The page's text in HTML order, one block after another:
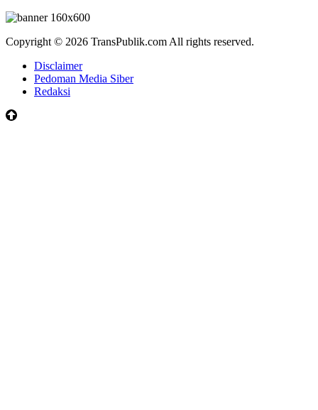
Copyright © 2026 TransPublik.com All rights reserved.
Disclaimer
Pedoman Media Siber
Redaksi